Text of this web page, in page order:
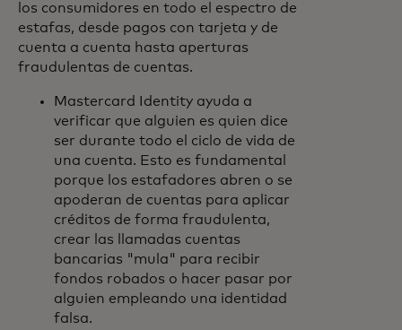
los consumidores en todo el espectro de
estafas, desde pagos con tarjeta y de
cuenta a cuenta hasta aperturas
fraudulentas de cuentas.
Mastercard Identity ayuda a
verificar que alguien es quien dice
ser durante todo el ciclo de vida de
una cuenta. Esto es fundamental
porque los estafadores abren o se
apoderan de cuentas para aplicar
créditos de forma fraudulenta,
crear las llamadas cuentas
bancarias "mula" para recibir
fondos robados o hacer pasar por
alguien empleando una identidad
falsa.